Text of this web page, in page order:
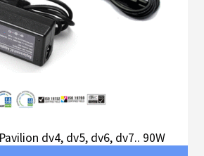
dv4, dv5, dv6, dv7.. 90W